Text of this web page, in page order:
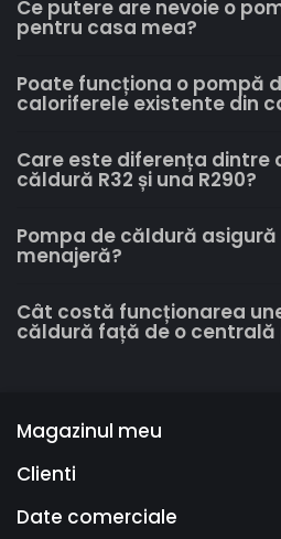
Ce putere are nevoie o
pentru casa mea?
Poate funcționa o pompă
caloriferele existente din
Care este diferența dintre
căldură R32 și una R290?
Pompa de căldură
menajeră?
Cât costă funcționarea
căldură față de o centrală
Magazinul meu
Clienti
Date comerciale